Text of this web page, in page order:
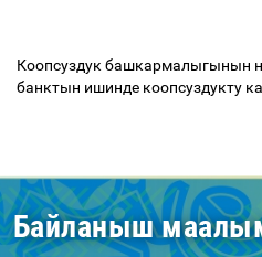
Коопсуздук башкармалыгынын
банктын ишинде коопсуздукту
Байланыш